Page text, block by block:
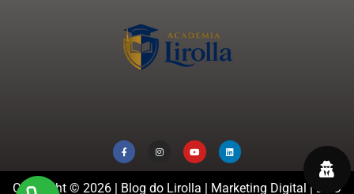
Copyright © 2026 | Blog do Lirolla | Marketing Digital | DPO